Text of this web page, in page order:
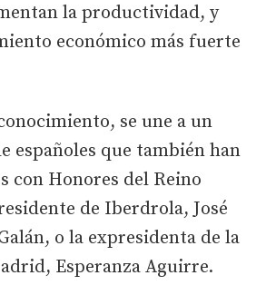
la productividad, y
económico más fuerte
se une a un
españoles que también han
con Honores del Reino
de Iberdrola, José
o la expresidenta de la
Esperanza Aguirre.